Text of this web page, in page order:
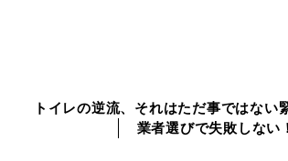
トイレの逆流、それはただ事ではない
業者選びで失敗しない